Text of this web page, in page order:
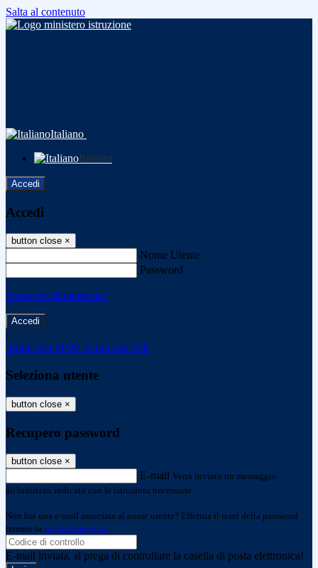
Salta al contenuto
Italiano
Italiano
Accedi
Accedi
button close ×
Nome Utente
Password
Password dimenticata?
-
Entra con SPID Entra con CIE
Seleziona utente
button close ×
Recupero password
button close ×
E-mail Verrà inviato un messaggio
all'indirizzo indicato con le istruzioni necessarie.
Non hai una e-mail associata al nome utente? Effettua il reset della password
tramite la Login Spaggiari
E-mail inviata, si prega di controllare la casella di posta elettronica!